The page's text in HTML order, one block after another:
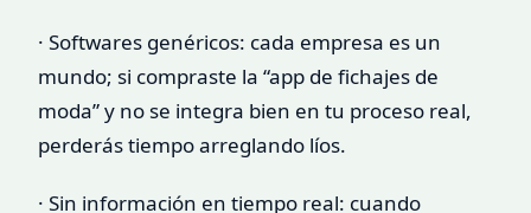
· Softwares genéricos: cada empresa es un
mundo; si compraste la “app de fichajes de
moda” y no se integra bien en tu proceso real,
perderás tiempo arreglando líos.
· Sin información en tiempo real: cuando